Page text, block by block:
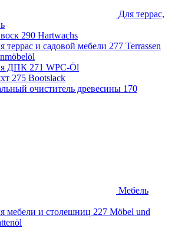
Для террас,
290 Hartwachs
террас и садовой мебели 277 Terrassen
ДПК 271 WPC-Öl
275 Bootslack
очиститель древесины 170
Мебель
мебели и столешниц 227 Möbel und